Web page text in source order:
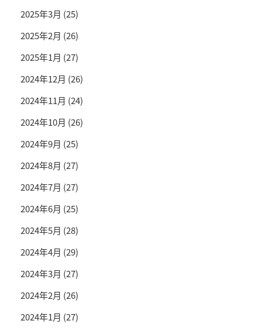
2025年3月 (25)
2025年2月 (26)
2025年1月 (27)
2024年12月 (26)
2024年11月 (24)
2024年10月 (26)
2024年9月 (25)
2024年8月 (27)
2024年7月 (27)
2024年6月 (25)
2024年5月 (28)
2024年4月 (29)
2024年3月 (27)
2024年2月 (26)
2024年1月 (27)